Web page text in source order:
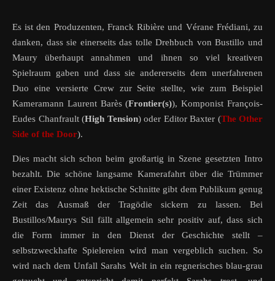
Es ist den Produzenten, Franck Ribière und Vérane Frédiani, zu
danken, dass sie einerseits das tolle Drehbuch von Bustillo und
Maury überhaupt annahmen und ihnen so viel kreativen
Spielraum gaben und dass sie andererseits dem unerfahrenen
Duo eine versierte Crew zur Seite stellte, wie zum Beispiel
Kameramann Laurent Barès (Frontier(s)), Komponist François-
Eudes Chanfrault (High Tension) oder Editor Baxter (The Other
Side of the Door).
Dies macht sich schon beim großartig in Szene gesetzten Intro
bezahlt. Die schöne langsame Kamerafahrt über die Trümmer
einer Existenz ohne hektische Schnitte gibt dem Publikum genug
Zeit das Ausmaß der Tragödie sickern zu lassen. Bei
Bustillos/Maurys Stil fällt allgemein sehr positiv auf, dass sich
die Form immer in den Dienst der Geschichte stellt –
selbstzweckhafte Spielereien wird man vergeblich suchen. So
wird nach dem Unfall Sarahs Welt in ein regnerisches blau-grau